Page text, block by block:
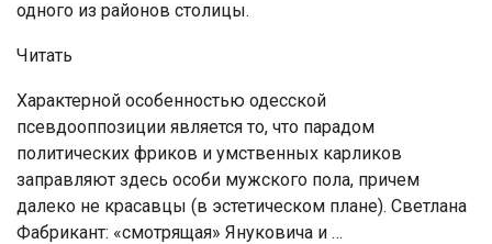
одного из районов столицы.
Читать
Характерной особенностью одесской
псевдооппозиции является то, что парадом
политических фриков и умственных карликов
заправляют здесь особи мужского пола, причем
далеко не красавцы (в эстетическом плане). Светлана
Фабрикант: «смотрящая» Януковича и …